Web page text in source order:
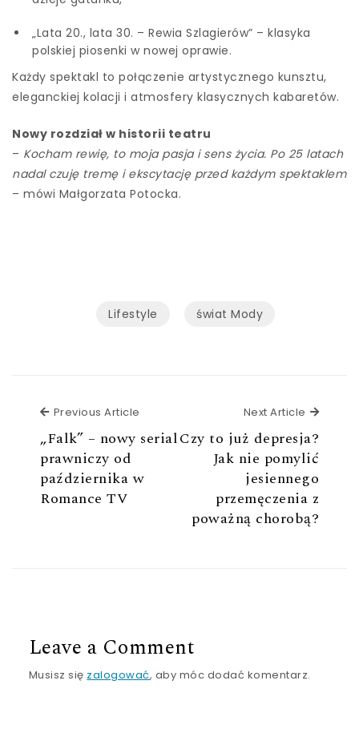
„Lata 20., lata 30. – Rewia Szlagierów” – klasyka
polskiej piosenki w nowej oprawie.
Każdy spektakl to połączenie artystycznego kunsztu,
eleganckiej kolacji i atmosfery klasycznych kabaretów.
Nowy rozdział w historii teatru
– Kocham rewię, to moja pasja i sens życia. Po 25 latach
nadal czuję tremę i ekscytację przed każdym spektaklem
– mówi Małgorzata Potocka.
Lifestyle świat Mody
Previous Article
„Falk” – nowy serial
prawniczy od
października w
Romance TV
Next Article Next
Czy to już depresja?
Jak nie pomylić
jesiennego
przemęczenia z
poważną chorobą?
Leave a Comment
Musisz się zalogować, aby móc dodać komentarz.